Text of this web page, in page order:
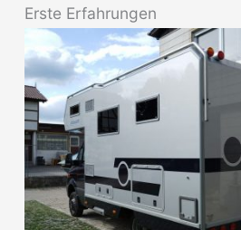
Erste Erfahrungen